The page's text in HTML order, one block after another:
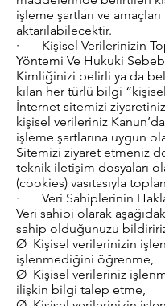
işleme şartları ve
aktarılabilecektir.
· Kişisel Verilerinizin
Yöntemi Ve Hukuki
Kimliğinizi belirli ya da
kılan her türlü bilgi
İnternet sitemizi
kişisel verileriniz
işleme şartlarına uygun
Sitemizi ziyaret etmeniz
teknik iletişim dosyaları
(cookies) vasıtasıyla
· Veri Sahiplerinin
Veri sahibi olarak
sahip olduğunuzu
Ø Kişisel verilerinizin
işlenmediğini öğrenme,
Ø Kişisel verileriniz
ilişkin bilgi talep etme,